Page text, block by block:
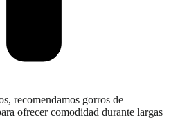
recomendamos gorros de
ofrecer comodidad durante largas